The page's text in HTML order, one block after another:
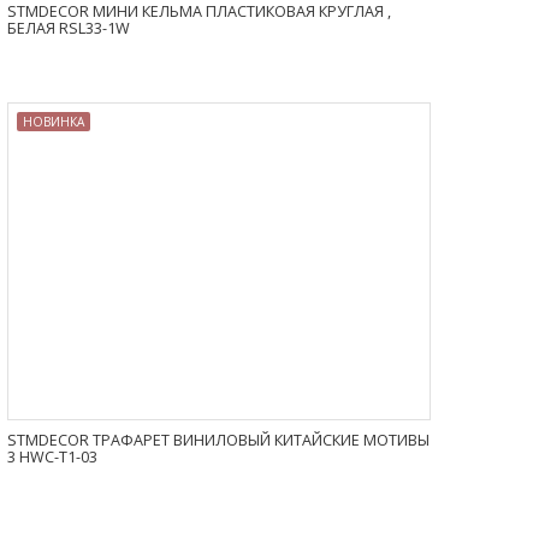
STMDECOR МИНИ КЕЛЬМА ПЛАСТИКОВАЯ КРУГЛАЯ ,
БЕЛАЯ RSL33-1W
НОВИНКА
STMDECOR ТРАФАРЕТ ВИНИЛОВЫЙ КИТАЙСКИЕ МОТИВЫ
3 HWC-T1-03